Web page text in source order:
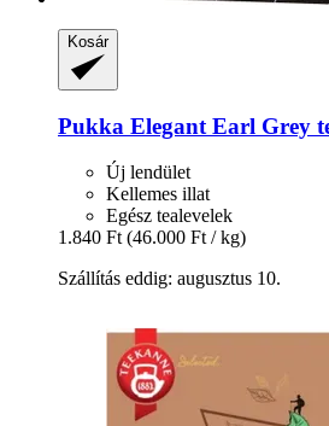
Kosár
Pukka Elegant Earl Grey
Új lendület
Kellemes illat
Egész tealevelek
1.840 Ft (46.000 Ft / kg)
Szállítás eddig: augusztus 10.